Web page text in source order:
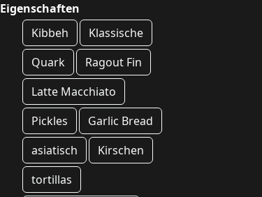
Eigenschaften
Kibbeh
Klassische
Quark
Ragout Fin
Latte Macchiato
Pickles
Garlic Bread
asiatisch
Kirschen
tortillas